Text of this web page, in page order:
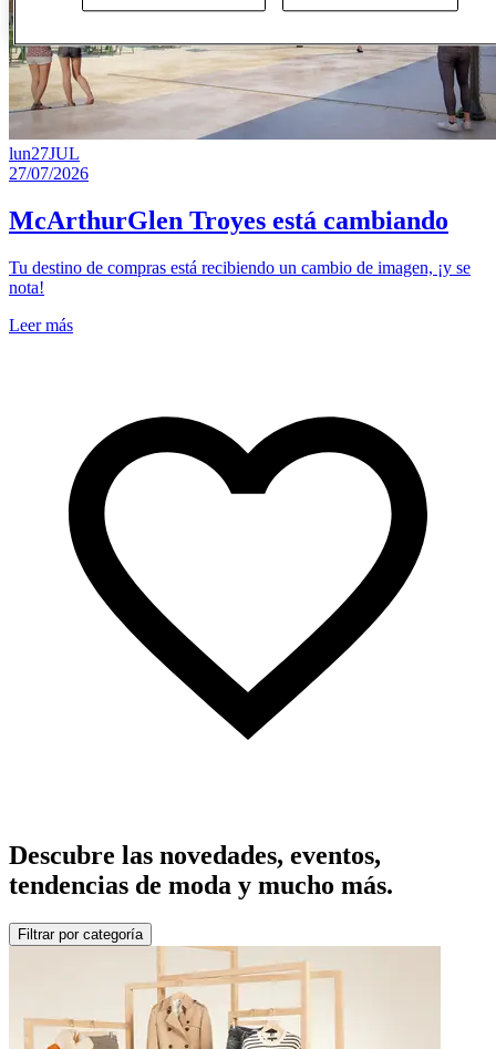
lun27JUL
27/07/2026
McArthurGlen Troyes está cambiando
Tu destino de compras está recibiendo un cambio de imagen, ¡y se
nota!
Leer más
Descubre las novedades, eventos,
tendencias de moda y mucho más.
Filtrar por categoría